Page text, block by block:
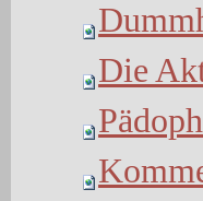
Die